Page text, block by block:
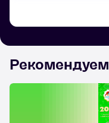
Рекомендуем